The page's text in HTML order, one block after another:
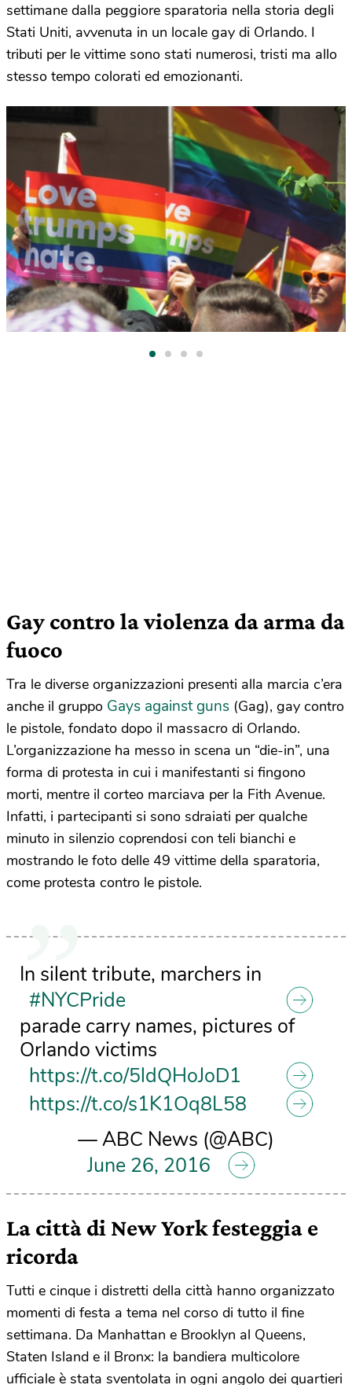
settimane dalla peggiore sparatoria nella storia degli
Stati Uniti, avvenuta in un locale gay di Orlando. I
tributi per le vittime sono stati numerosi, tristi ma allo
stesso tempo colorati ed emozionanti.
Gay contro la violenza da arma da
fuoco
Tra le diverse organizzazioni presenti alla marcia c’era
anche il gruppo Gays against guns (Gag), gay contro
le pistole, fondato dopo il massacro di Orlando.
L’organizzazione ha messo in scena un “die-in”, una
forma di protesta in cui i manifestanti si fingono
morti, mentre il corteo marciava per la Fith Avenue.
Infatti, i partecipanti si sono sdraiati per qualche
minuto in silenzio coprendosi con teli bianchi e
mostrando le foto delle 49 vittime della sparatoria,
come protesta contro le pistole.
In silent tribute, marchers in
#NYCPride
parade carry names, pictures of
Orlando victims
https://t.co/5ldQHoJoD1
https://t.co/s1K1Oq8L58
— ABC News (@ABC)
June 26, 2016
La città di New York festeggia e
ricorda
Tutti e cinque i distretti della città hanno organizzato
momenti di festa a tema nel corso di tutto il fine
settimana. Da Manhattan e Brooklyn al Queens,
Staten Island e il Bronx: la bandiera multicolore
ufficiale è stata sventolata in ogni angolo dei quartieri